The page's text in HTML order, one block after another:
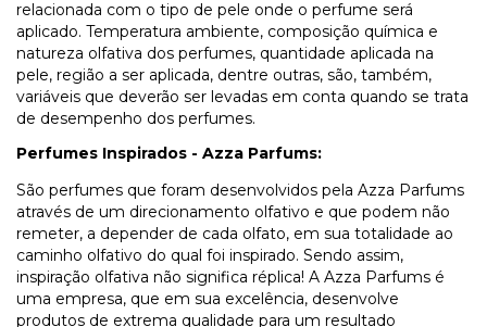
relacionada com o tipo de pele onde o perfume será
aplicado. Temperatura ambiente, composição química e
natureza olfativa dos perfumes, quantidade aplicada na
pele, região a ser aplicada, dentre outras, são, também,
variáveis que deverão ser levadas em conta quando se trata
de desempenho dos perfumes.
Perfumes Inspirados - Azza Parfums:
São perfumes que foram desenvolvidos pela Azza Parfums
através de um direcionamento olfativo e que podem não
remeter, a depender de cada olfato, em sua totalidade ao
caminho olfativo do qual foi inspirado. Sendo assim,
inspiração olfativa não significa réplica! A Azza Parfums é
uma empresa, que em sua excelência, desenvolve
produtos de extrema qualidade para um resultado